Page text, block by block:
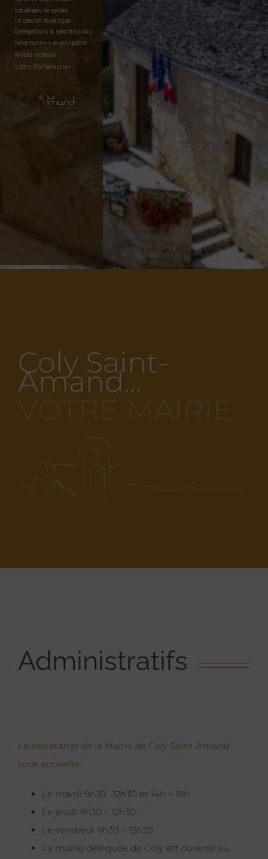
Locations de salles
Le conseil municipal
Délégations & commissions
Informations municipales
Lettre d'information
Procès verbaux
Coly Saint-
Amand…
Administratifs
Le secrétariat de la Mairie de Coly Saint-Amand
vous accueille.
Le mardi 9h30 -12h30 et 14h – 18h
Le jeudi 9h30 – 12h30
Le vendredi 9h30 – 12h30
La mairie déléguée de Coly est ouverte au